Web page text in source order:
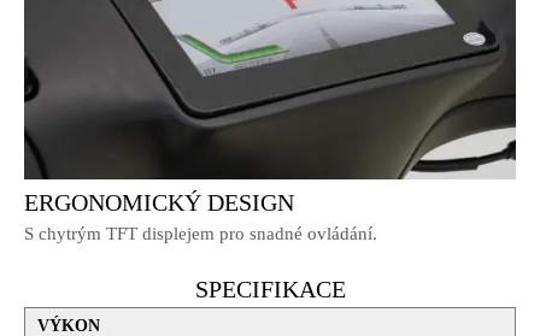
ERGONOMICKÝ DESIGN
S chytrým TFT displejem pro snadné ovládání.
SPECIFIKACE
VÝKON